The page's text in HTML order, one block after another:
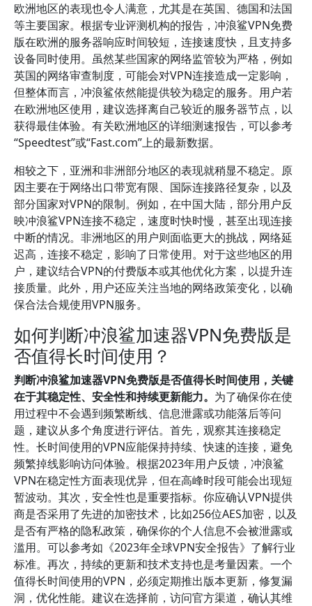
欧洲地区的表现也令人满意，尤其是在英国、德国和法国
等主要国家。根据专业评测机构的报告，冲浪鲨VPN免费
版在欧洲的服务器响应时间较短，连接速度快，且支持多
设备同时使用。虽然某些国家的网络监管较为严格，例如
英国的网络审查制度，可能会对VPN连接造成一定影响，
但整体而言，冲浪鲨依然能提供较为稳定的服务。用户若
在欧洲地区使用，建议选择离自己较近的服务器节点，以
获得最佳体验。有关欧洲地区的详细测速报告，可以参考
“Speedtest”或“Fast.com”上的最新数据。
相较之下，亚洲和非洲部分地区的表现就稍显不稳定。原
因主要在于网络出口带宽有限、国际连接路径复杂，以及
部分国家对VPN的限制。例如，在中国大陆，部分用户反
映冲浪鲨VPN连接不稳定，速度时快时慢，甚至出现连接
中断的情况。非洲地区的用户则面临更大的挑战，网络延
迟高，连接不稳定，影响了日常使用。对于这些地区的用
户，建议结合VPN的付费版本或其他优化方案，以提升连
接质量。此外，用户还应关注当地的网络政策变化，以确
保合法合规使用VPN服务。
如何判断冲浪鲨加速器VPN免费版是
否值得长时间使用？
判断冲浪鲨加速器VPN免费版是否值得长时间使用，关键
在于其稳定性、安全性和持续更新能力。 为了确保你在使
用过程中不会遇到频繁断线、信息泄露或功能落后等问
题，建议从多个角度进行评估。首先，观察其连接稳定
性。长时间使用的VPN应能保持持续、快速的连接，避免
频繁掉线影响访问体验。根据2023年用户反馈，冲浪鲨
VPN在稳定性方面表现优异，但在高峰时段可能会出现短
暂波动。其次，安全性也是重要指标。你应确认VPN提供
商是否采用了先进的加密技术，比如256位AES加密，以及
是否有严格的隐私政策，确保你的个人信息不会被泄露或
滥用。可以参考如《2023年全球VPN安全报告》了解行业
标准。再次，持续的更新和技术支持也是考量因素。一个
值得长时间使用的VPN，必须定期推出版本更新，修复漏
洞，优化性能。建议在选择前，访问官方渠道，确认其维